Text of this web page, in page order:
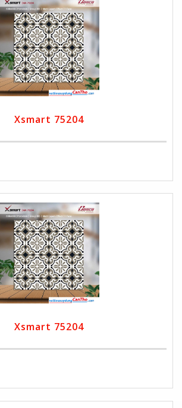
Xsmart 75204
Xsmart 75204